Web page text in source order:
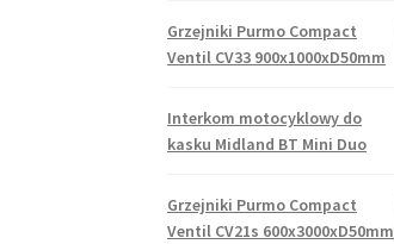
Grzejniki Purmo Compact
Ventil CV33 900x1000xD50mm
Interkom motocyklowy do
kasku Midland BT Mini Duo
Grzejniki Purmo Compact
Ventil CV21s 600x3000xD50mm